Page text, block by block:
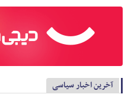
آخرین اخبار سیاسی